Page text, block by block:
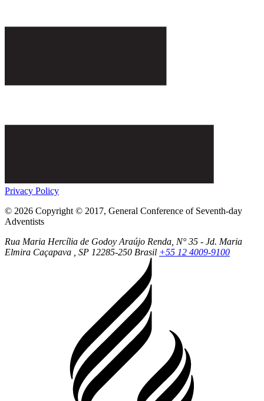
Privacy Policy
© 2026 Copyright © 2017, General Conference of Seventh-day
Adventists
Rua Maria Hercília de Godoy Araújo Renda, N° 35 - Jd. Maria
Elmira Caçapava , SP 12285-250 Brasil +55 12 4009-9100